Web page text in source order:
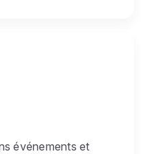
événements et